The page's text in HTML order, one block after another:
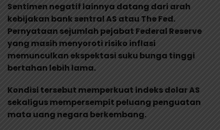
Sentimen negatif lainnya datang dari arah
kebijakan bank sentral AS atau The Fed.
Pernyataan sejumlah pejabat Federal Reserve
yang masih menyoroti risiko inflasi
memunculkan ekspektasi suku bunga tinggi
bertahan lebih lama.
Kondisi tersebut memperkuat indeks dolar AS
sekaligus mempersempit peluang penguatan
mata uang negara berkembang.